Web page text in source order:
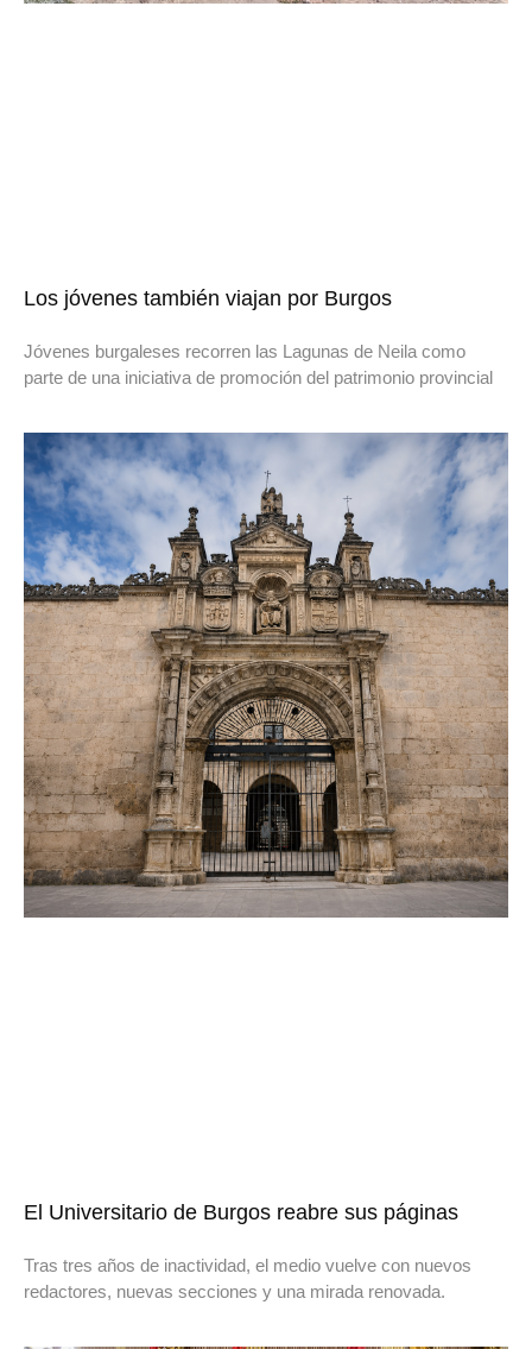
Los jóvenes también viajan por Burgos
Jóvenes burgaleses recorren las Lagunas de Neila como
parte de una iniciativa de promoción del patrimonio provincial
El Universitario de Burgos reabre sus páginas
Tras tres años de inactividad, el medio vuelve con nuevos
redactores, nuevas secciones y una mirada renovada.